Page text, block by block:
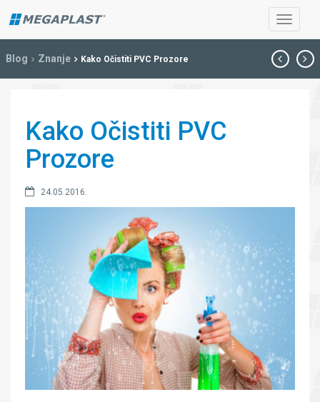
Blog Znanje Kako Očistiti PVC Prozore
Kako Očistiti PVC
Prozore
24.05.2016.